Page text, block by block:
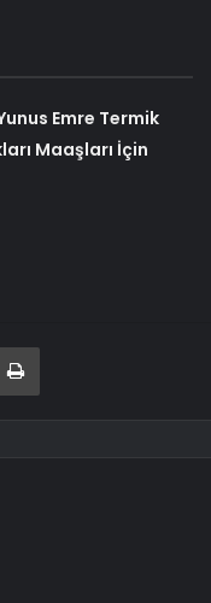
Emre Termik
Maaşları İçin
ile paylaş Yazdır